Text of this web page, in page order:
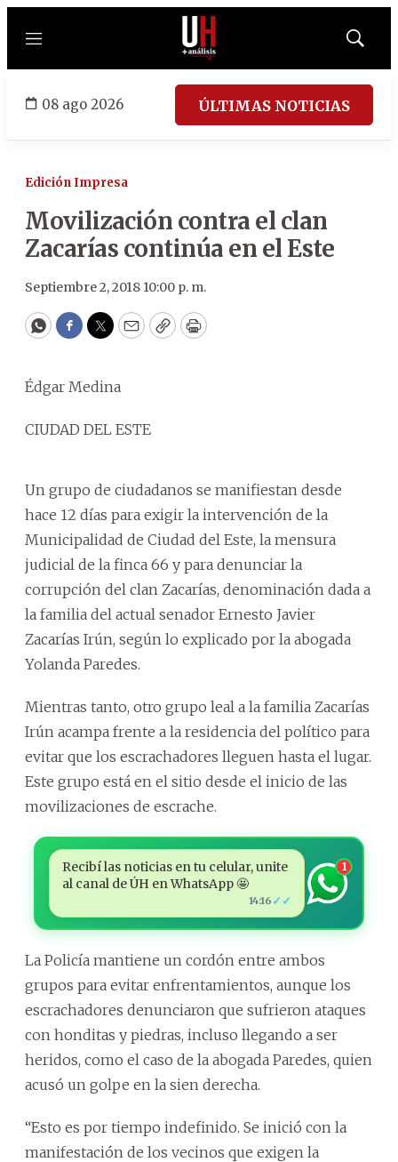
Menú
Mostrar
08 ago 2026 ÚLTIMAS NOTICIAS
Edición Impresa
Movilización contra el clan
Zacarías continúa en el Este
Septiembre 2, 2018 10:00 p. m.
WhatsApp
Facebook
Twitter
EmailCopyPrint
Édgar Medina
CIUDAD DEL ESTE
Un grupo de ciudadanos se manifiestan desde
hace 12 días para exigir la intervención de la
Municipalidad de Ciudad del Este, la mensura
judicial de la finca 66 y para denunciar la
corrupción del clan Zacarías, denominación dada a
la familia del actual senador Ernesto Javier
Zacarías Irún, según lo explicado por la abogada
Yolanda Paredes.
Mientras tanto, otro grupo leal a la familia Zacarías
Irún acampa frente a la residencia del político para
evitar que los escrachadores lleguen hasta el lugar.
Este grupo está en el sitio desde el inicio de las
movilizaciones de escrache.
Recibí las noticias en tu celular, unite
al canal de ÚH en WhatsApp 🤩
14:16 ✓✓
1
La Policía mantiene un cordón entre ambos
grupos para evitar enfrentamientos, aunque los
escrachadores denunciaron que sufrieron ataques
con honditas y piedras, incluso llegando a ser
heridos, como el caso de la abogada Paredes, quien
acusó un golpe en la sien derecha.
“Esto es por tiempo indefinido. Se inició con la
manifestación de los vecinos que exigen la